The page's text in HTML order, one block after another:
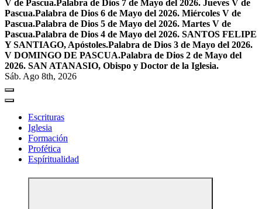
V de Pascua.Palabra de Dios 7 de Mayo del 2026. Jueves V de
Pascua.Palabra de Dios 6 de Mayo del 2026. Miércoles V de
Pascua.Palabra de Dios 5 de Mayo del 2026. Martes V de
Pascua.Palabra de Dios 4 de Mayo del 2026. SANTOS FELIPE
Y SANTIAGO, Apóstoles.Palabra de Dios 3 de Mayo del 2026.
V DOMINGO DE PASCUA.Palabra de Dios 2 de Mayo del
2026. SAN ATANASIO, Obispo y Doctor de la Iglesia.
Sáb. Ago 8th, 2026
Escrituras
Iglesia
Formación
Profética
Espíritualidad